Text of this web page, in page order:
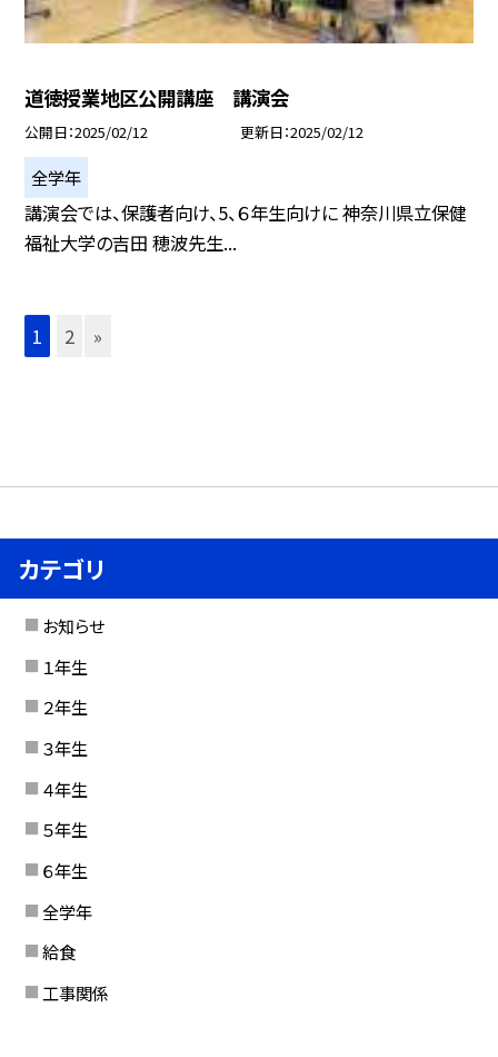
道徳授業地区公開講座 講演会
公開日 2025/02/12 更新日 2025/02/12
全学年
講演会では、保護者向け、5、６年生向けに 神奈川県立保健
福祉大学の吉田 穂波先生...
1 2 »
カテゴリ
お知らせ
１年生
２年生
３年生
４年生
５年生
６年生
全学年
給食
工事関係